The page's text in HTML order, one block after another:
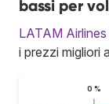
bassi per
LATAM Airlines
i prezzi migliori
0 %